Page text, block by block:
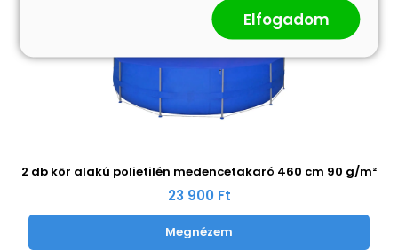
2 db kör alakú polietilén medencetakaró 460 cm 90 g/m²
23 900 Ft
Megnézem
Elfogadom